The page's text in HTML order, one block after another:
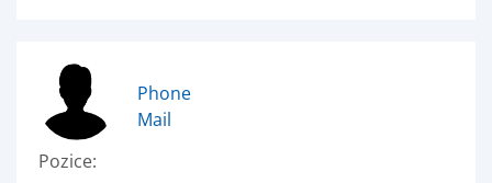
Phone
Mail
Pozice: